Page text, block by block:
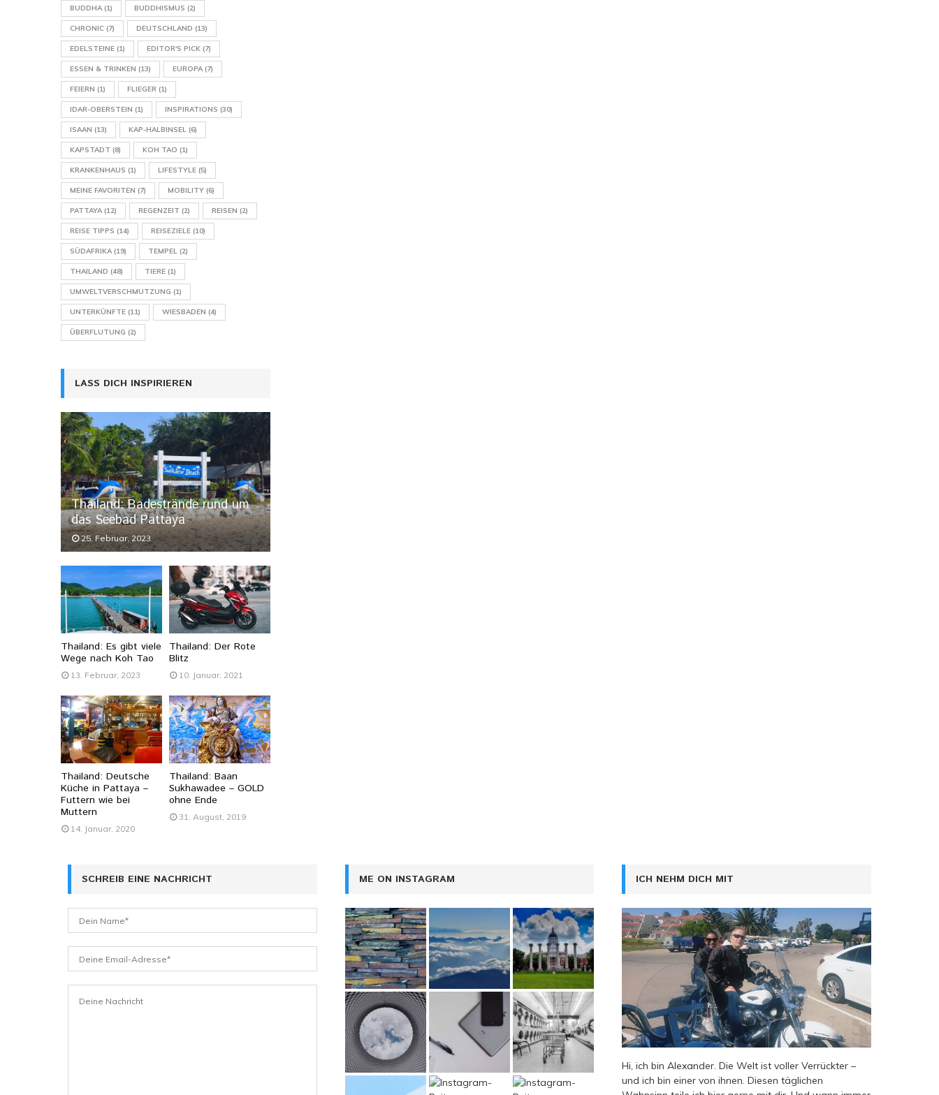
BUDDHA(1) BUDDHISMUS (2)
CHRONIC (7) DEUTSCHLAND (13)
EDELSTEINE (1) EDITOR'S PICK (7)
ESSEN & TRINKEN (13) EUROPA(7)
FEIERN (1) FLIEGER (1)
IDAR-OBERSTEIN (1) INSPIRATIONS (30)
ISAAN (13) KAP-HALBINSEL (6)
KAPSTADT (8) KOH TAO (1)
KRANKENHAUS (1) LIFESTYLE (5)
MEINE FAVORITEN (7) MOBILITY (6)
PATTAYA(12) REGENZEIT (2) REISEN (2)
REISE TIPPS (14) REISEZIELE (10)
SÜDAFRIKA(19) TEMPEL (2)
THAILAND (48) TIERE (1)
UMWELTVERSCHMUTZUNG (1)
UNTERKÜNFTE (11) WIESBADEN (4)
ÜBERFLUTUNG (2)
LASS DICH INSPIRIEREN
Thailand: Badestrände rund um
das Seebad Pattaya
25. Februar, 2023
Thailand: Es gibt viele
Wege nach Koh Tao
13. Februar, 2023
Thailand: Der Rote
Blitz
10. Januar, 2021
Thailand: Deutsche
Küche in Pattaya –
Futtern wie bei
Muttern
14. Januar, 2020
Thailand: Baan
Sukhawadee – GOLD
ohne Ende
31. August, 2019
SCHREIB EINE NACHRICHT ME ON INSTAGRAM ICH NEHM DICH MIT
Hi, ich bin Alexander. Die Welt ist voller Verrückter –
und ich bin einer von ihnen. Diesen täglichen